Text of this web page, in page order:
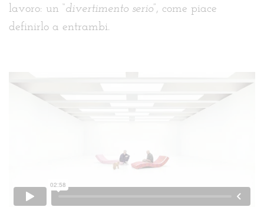
lavoro: un “divertimento serio ”, come piace
definirlo a entrambi.